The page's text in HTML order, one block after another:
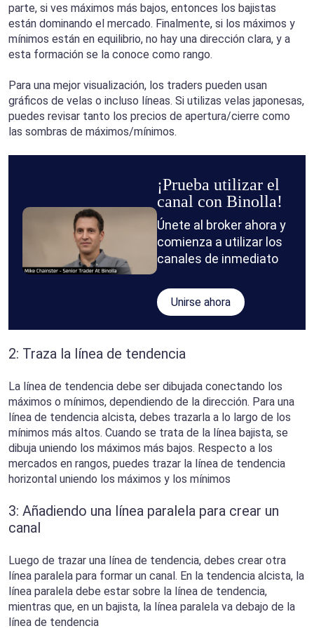
parte, si ves máximos más bajos, entonces los bajistas
están dominando el mercado. Finalmente, si los máximos y
mínimos están en equilibrio, no hay una dirección clara, y a
esta formación se la conoce como rango.
Para una mejor visualización, los traders pueden usan
gráficos de velas o incluso líneas. Si utilizas velas japonesas,
puedes revisar tanto los precios de apertura/cierre como
las sombras de máximos/mínimos.
¡Prueba utilizar el
canal con Binolla!
Únete al broker ahora y
comienza a utilizar los
canales de inmediato
Unirse ahora
2: Traza la línea de tendencia
La línea de tendencia debe ser dibujada conectando los
máximos o mínimos, dependiendo de la dirección. Para una
línea de tendencia alcista, debes trazarla a lo largo de los
mínimos más altos. Cuando se trata de la línea bajista, se
dibuja uniendo los máximos más bajos. Respecto a los
mercados en rangos, puedes trazar la línea de tendencia
horizontal uniendo los máximos y los mínimos
3: Añadiendo una línea paralela para crear un
canal
Luego de trazar una línea de tendencia, debes crear otra
línea paralela para formar un canal. En la tendencia alcista, la
línea paralela debe estar sobre la línea de tendencia,
mientras que, en un bajista, la línea paralela va debajo de la
línea de tendencia